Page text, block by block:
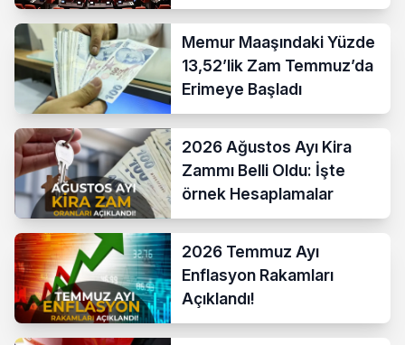
Memur Maaşındaki Yüzde
13,52’lik Zam Temmuz’da
Erimeye Başladı
2026 Ağustos Ayı Kira
Zammı Belli Oldu: İşte
örnek Hesaplamalar
2026 Temmuz Ayı
Enflasyon Rakamları
Açıklandı!